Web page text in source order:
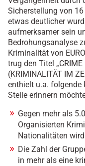
Sicherstellung von
etwas deutlicher
aufmerksamer sein
Bedrohungsanalyse
Kriminalität von
trug den Titel „CRIME
(KRIMINALITÄT IM
enthielt u.a. folgende
Stelle erinnern
Gegen mehr als
Organisierten
Nationalitäten
Die Zahl der
in mehr als eine